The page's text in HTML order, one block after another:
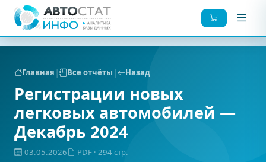
Главная | Все отчёты | Назад
Регистрации новых
легковых автомобилей —
Декабрь 2024
03.05.2026 PDF · 294 стр.